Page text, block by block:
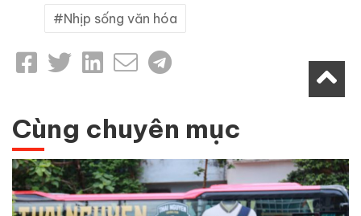
Nhịp sống văn hóa
Cùng chuyên mục